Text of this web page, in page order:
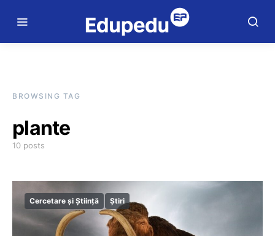
BROWSING TAG
plante
10 posts
Cercetare și Știință Știri